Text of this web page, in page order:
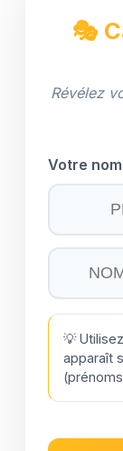
🎭
Révélez
Votre
💡
apparaît